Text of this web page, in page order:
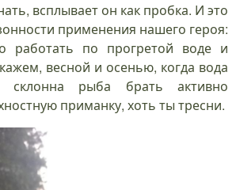
всплывает он как пробка. И это
применения нашего героя:
работать по прогретой воде и
весной и осенью, когда вода
рыба брать активно
приманку, хоть ты тресни.